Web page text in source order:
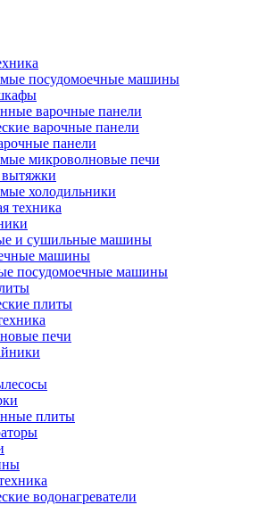
посудомоечные машины
варочные панели
варочные панели
панели
микроволновые печи
холодильники
техника
и сушильные машины
машины
посудомоечные машины
плиты
печи
плиты
водонагреватели